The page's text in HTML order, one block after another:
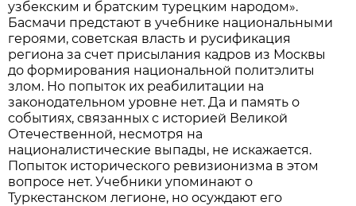
узбекским и братским турецким народом».
Басмачи предстают в учебнике национальными
героями, советская власть и русификация
региона за счет присылания кадров из Москвы
до формирования национальной политэлиты
злом. Но попыток их реабилитации на
законодательном уровне нет. Да и память о
событиях, связанных с историей Великой
Отечественной, несмотря на
националистические выпады, не искажается.
Попыток исторического ревизионизма в этом
вопросе нет. Учебники упоминают о
Туркестанском легионе, но осуждают его